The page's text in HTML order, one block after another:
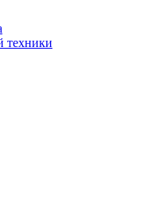
техники